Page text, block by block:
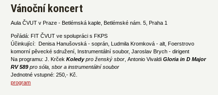
Vánoční koncert
Aula ČVUT v Praze - Betlémská kaple, Betlémské nám. 5, Praha 1
Pořádá: FIT ČVUT ve spolupráci s FKPS
Účinkující: Denisa Hanušovská - soprán, Ludmila Kromková - alt, Foerstrovo
komorní pěvecké sdružení, Instrumentální soubor, Jaroslav Brych - dirigent
Na programu: J. Krček Koledypro ženský sbor, Antonio VivaldiGloria in D Major
RV 589 pro sóla, sbor a instrumentální soubor
Jednotné vstupné: 250,- Kč.
program